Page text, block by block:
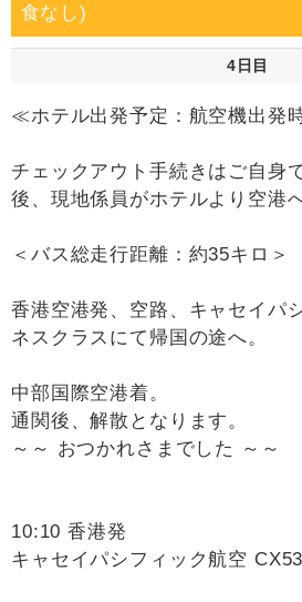
食なし)
4日目
≪ホテル出発予定：航空機出発
チェックアウト手続きはご自身
後、現地係員がホテルより空港
＜バス総走行距離：約35キロ＞
香港空港発、空路、キャセイパ
ネスクラスにて帰国の途へ。
中部国際空港着。
通関後、解散となります。
～～ おつかれさまでした ～～
10:10 香港発
キャセイパシフィック航空